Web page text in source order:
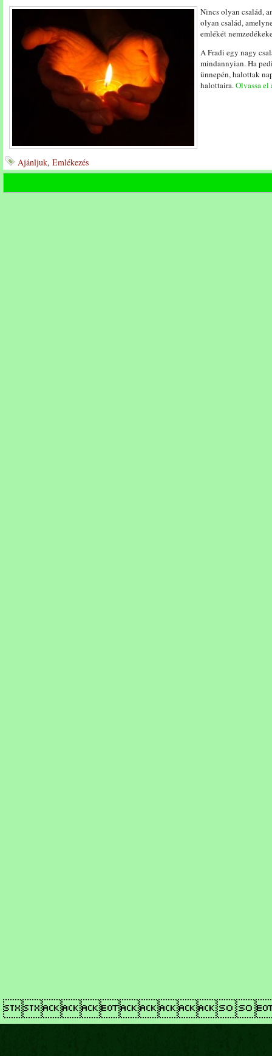
Nincs olyan család,
olyan család,
emlékét
A Fradi egy nagy
mindannyian. Ha
ünnepén, halottak
halottaira.Olvassa
Ajánljuk, Emlékezés